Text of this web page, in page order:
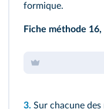
formique.
Fiche méthode 16,
3. Sur chacune